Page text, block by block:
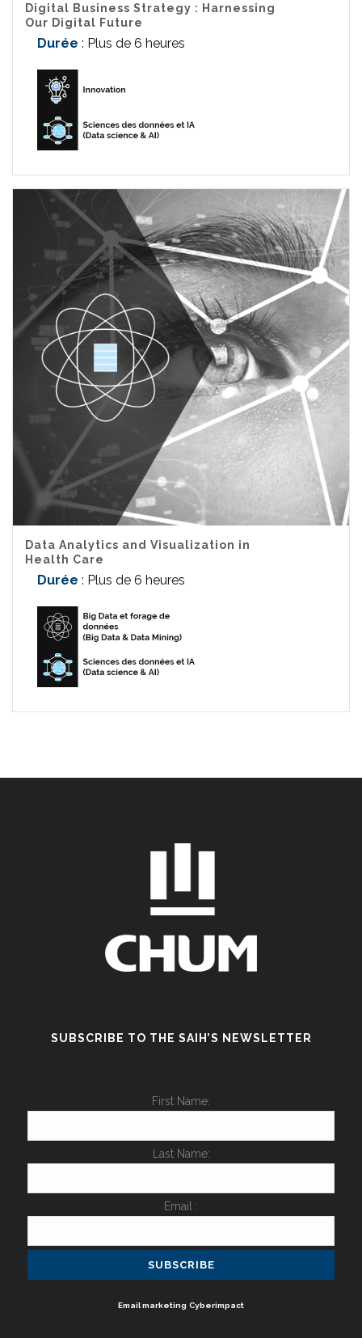
Digital Business Strategy : Harnessing
Our Digital Future
Durée : Plus de 6 heures
Data Analytics and Visualization in
Health Care
Durée : Plus de 6 heures
SUBSCRIBE TO THE SAIH’S NEWSLETTER
First Name:
Last Name:
Email :
Email marketing Cyberimpact